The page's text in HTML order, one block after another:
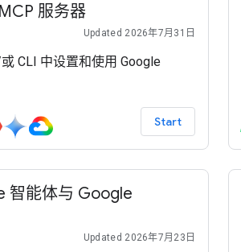
服务器
Updated 2026年7月31日
CLI 中设置和使用 Google
Start
智能体与 Google
Updated 2026年7月23日